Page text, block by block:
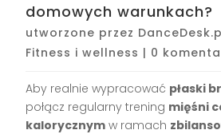
domowych warunkach?
utworzone przez
Fitness i wellness | 0
Aby realnie wypracować płaski
połącz regularny trening mięśni
kalorycznym w ramach